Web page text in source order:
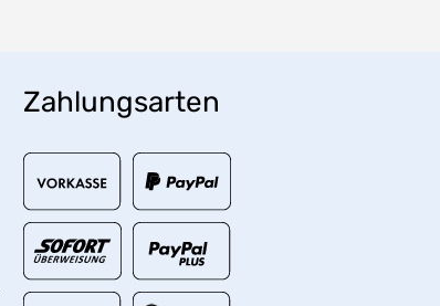
Zahlungsarten